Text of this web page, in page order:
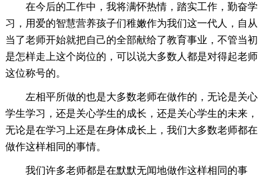
在今后的工作中，我将满怀热情，踏实工作，勤奋学
习，用爱的智慧营养孩子们稚嫩作为我们这一代人，自从
当了老师开始就把自己的全部献给了教育事业，不管当初
是怎样走上这个岗位的，可以说大多数人都是对得起老师
这位称号的。
左相平所做的也是大多数老师在做作的，无论是关心
学生学习，还是关心学生的成长，还是关心学生的未来，
无论是在学习上还是在身体成长上，我们大多数老师都在
做作这样相同的事情。
我们许多老师都是在默默无闻地做作这样相同的事